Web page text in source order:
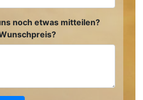
noch etwas mitteilen?